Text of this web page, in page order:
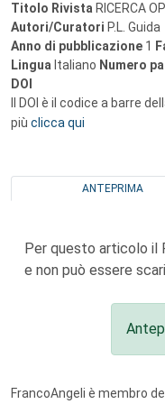
Titolo Rivista RICERCA
Autori/Curatori P.L. Guida
Anno di pubblicazione 1
Lingua Italiano Numero
DOI
Il DOI è il codice a barre
più clicca qui
ANTEPRIMA
Per questo articolo il
e non può essere
FrancoAngeli è membro